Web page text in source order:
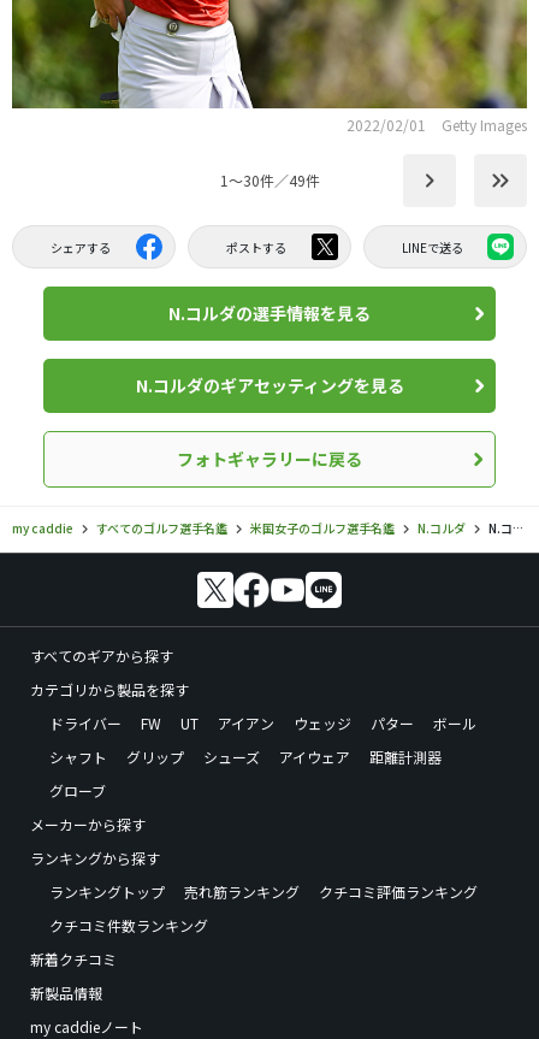
2022/02/01 Getty Images
1〜30件／49件 keyboard_arrow_right keyboard_double_arrow_right
シェアする ポストする LINEで送る
N.コルダの選手情報を見る
N.コルダのギアセッティングを見る
フォトギャラリーに戻る
my caddie すべてのゴルフ選手名鑑 米国女子のゴルフ選手名鑑 N.コルダ N.コルダのフォトギャラリー
すべてのギアから探す
カテゴリから製品を探す
ドライバー
FW UT アイアン ウェッジ パター
ボール
シャフト
グリップ シューズ アイウェア
距離計測器
グローブ
メーカーから探す
ランキングから探す
ランキングトップ
売れ筋ランキング
クチコミ評価ランキング
クチコミ件数ランキング
新着クチコミ
新製品情報
my caddieノート